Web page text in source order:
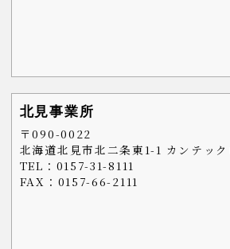
北見事業所
〒090-0022
北海道北見市北二条東1-1 カンテッ
TEL：0157-31-8111
FAX：0157-66-2111